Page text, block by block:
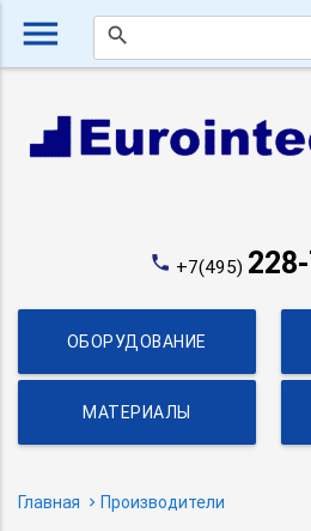
menu search
phone +7(495)
ОБОРУДОВАНИЕ
МАТЕРИАЛЫ
Главная Производители